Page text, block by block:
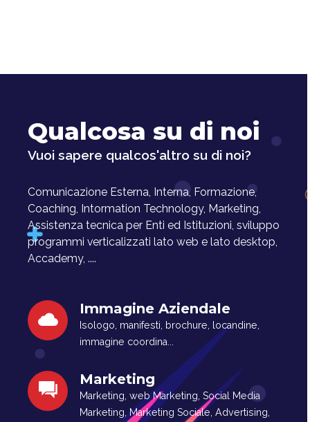
Qualcosa su di noi
Vuoi sapere qualcos'altro su di noi?
Comunicazione Esterna, Interna, Formazione,
Coaching, Intormation Technology, Marketing,
Assistenza tecnica per Enti ed Istituzioni, sviluppo
programmi verticalizzati lato web e lato desktop,
Accademy, ....
Immagine Aziendale
Isologo, manifesti, brochure, locandine,
immagine coordina...
Marketing
Marketing, web Marketing, Social Media
Marketing, Marketing Sociale, Advertising,